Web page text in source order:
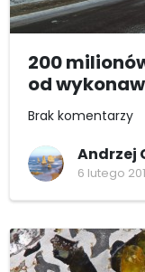
200
od
Brak komentarzy
Andrzej
6 lutego